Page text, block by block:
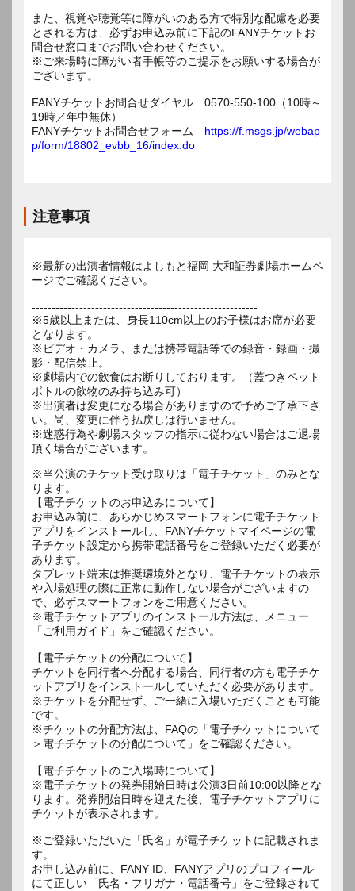
また、視覚や聴覚等に障がいのある方で特別な配慮を必要
とされる方は、必ずお申込み前に下記のFANYチケットお
問合せ窓口までお問い合わせください。
※ご来場時に障がい者手帳等のご提示をお願いする場合が
ございます。
FANYチケットお問合せダイヤル 0570-550-100（10時～
19時／年中無休）
FANYチケットお問合せフォーム https://f.msgs.jp/webap
p/form/18802_evbb_16/index.do
注意事項
※最新の出演者情報はよしもと福岡 大和証券劇場ホームペ
ージでご確認ください。
---------------------------------------------------------
※5歳以上または、身長110cm以上のお子様はお席が必要
となります。
※ビデオ・カメラ、または携帯電話等での録音・録画・撮
影・配信禁止。
※劇場内での飲食はお断りしております。（蓋つきペット
ボトルの飲物のみ持ち込み可）
※出演者は変更になる場合がありますので予めご了承下さ
い。尚、変更に伴う払戻しは行いません。
※迷惑行為や劇場スタッフの指示に従わない場合はご退場
※当公演のチケット受け取りは「電子チケット」のみとな
ります。
【電子チケットのお申込みについて】
お申込み前に、あらかじめスマートフォンに電子チケット
アプリをインストールし、FANYチケットマイページの電
子チケット設定から携帯電話番号をご登録いただく必要が
あります。
タブレット端末は推奨環境外となり、電子チケットの表示
や入場処理の際に正常に動作しない場合がございますの
で、必ずスマートフォンをご用意ください。
※電子チケットアプリのインストール方法は、メニュー
「ご利用ガイド」をご確認ください。
【電子チケットの分配について】
チケットを同行者へ分配する場合、同行者の方も電子チケ
ットアプリをインストールしていただく必要があります。
※チケットを分配せず、ご一緒に入場いただくことも可能
です。
※チケットの分配方法は、FAQの「電子チケットについて
＞電子チケットの分配について」をご確認ください。
【電子チケットのご入場時について】
※電子チケットの発券開始日時は公演3日前10:00以降とな
ります。発券開始日時を迎えた後、電子チケットアプリに
チケットが表示されます。
※ご登録いただいた「氏名」が電子チケットに記載されま
す。
お申し込み前に、FANY ID、FANYアプリのプロフィール
にて正しい「氏名・フリガナ・電話番号」をご登録されて